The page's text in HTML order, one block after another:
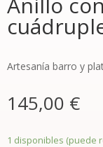
Artesanía barro y
145,00 €
1 disponibles (puede